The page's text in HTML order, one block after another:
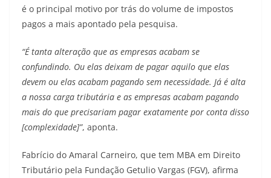
é o principal motivo por trás do volume de impostos
pagos a mais apontado pela pesquisa.
“É tanta alteração que as empresas acabam se
confundindo. Ou elas deixam de pagar aquilo que elas
devem ou elas acabam pagando sem necessidade. Já é alta
a nossa carga tributária e as empresas acabam pagando
mais do que precisariam pagar exatamente por conta disso
[complexidade]”, aponta.
Fabrício do Amaral Carneiro, que tem MBA em Direito
Tributário pela Fundação Getulio Vargas (FGV), afirma